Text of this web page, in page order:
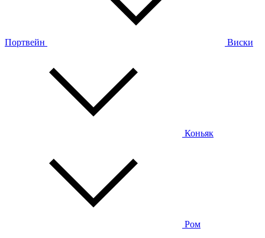
Портвейн Виски
Коньяк
Ром